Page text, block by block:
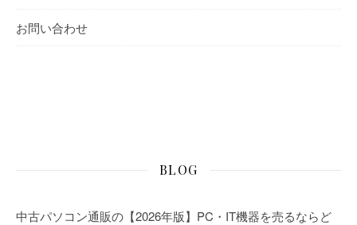
お問い合わせ
BLOG
中古パソコン通販の【2026年版】PC・IT機器を売るならど